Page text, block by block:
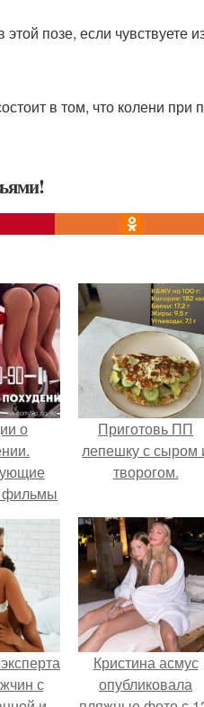
позе, если чувствуете
в том, что колени при
о
фильмы
Приготовь ПП
лепешку с сыром
творогом.
с
Кристина асмус
опубликовала